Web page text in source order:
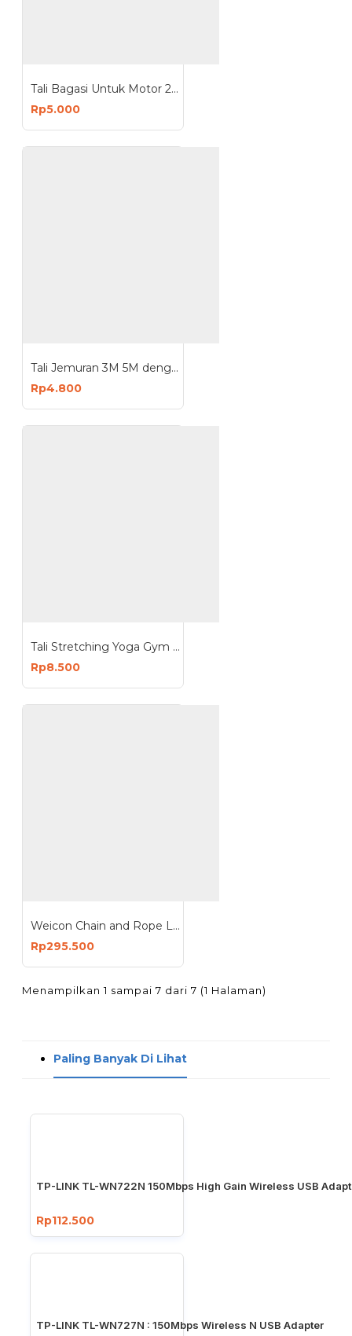
Tali Bagasi Untuk Motor 200cm 60cm Karet Pengikat Barang 2 Meter 0.6 Meter
Rp5.000
Tali Jemuran 3M 5M dengan Lubang untuk Gantungan Baju
Rp4.800
Tali Stretching Yoga Gym - Tali Perenggangan Otot Olahraga
Rp8.500
Weicon Chain and Rope Lube Spray 400ml Pelumas Rantai Tali Kawat
Rp295.500
Menampilkan 1 sampai 7 dari 7 (1 Halaman)
Paling Banyak Di Lihat
TP-LINK TL-WN722N 150Mbps High Gain Wireless USB
Rp112.500
TP-LINK TL-WN727N : 150Mbps Wireless N USB Adapter